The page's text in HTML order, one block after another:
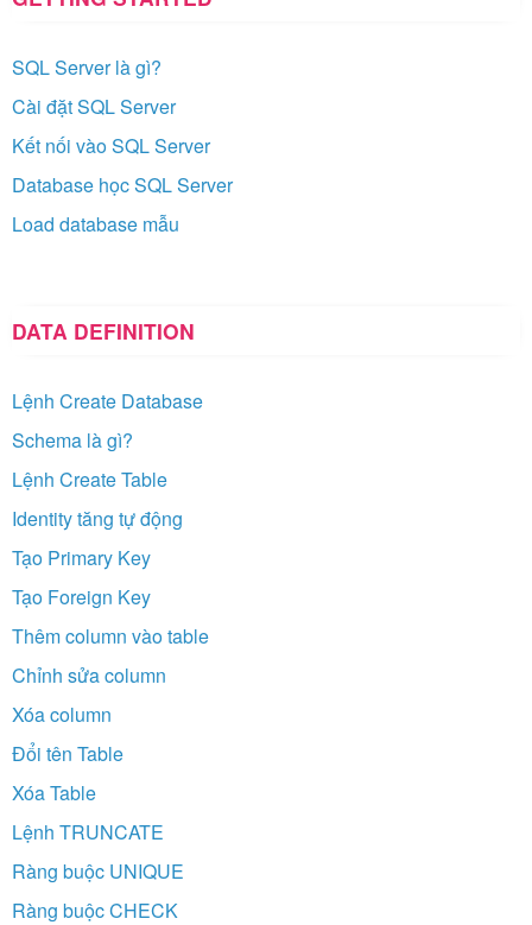
SQL Server là gì?
Cài đặt SQL Server
Kết nối vào SQL Server
Database học SQL Server
Load database mẫu
DATA DEFINITION
Lệnh Create Database
Schema là gì?
Lệnh Create Table
Identity tăng tự động
Tạo Primary Key
Tạo Foreign Key
Thêm column vào table
Chỉnh sửa column
Xóa column
Đổi tên Table
Xóa Table
Lệnh TRUNCATE
Ràng buộc UNIQUE
Ràng buộc CHECK